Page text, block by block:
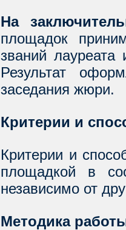
На
площадок
званий
Результат
заседания жюри.
Критерии и
Критерии и
площадкой в
независимо от
Методика